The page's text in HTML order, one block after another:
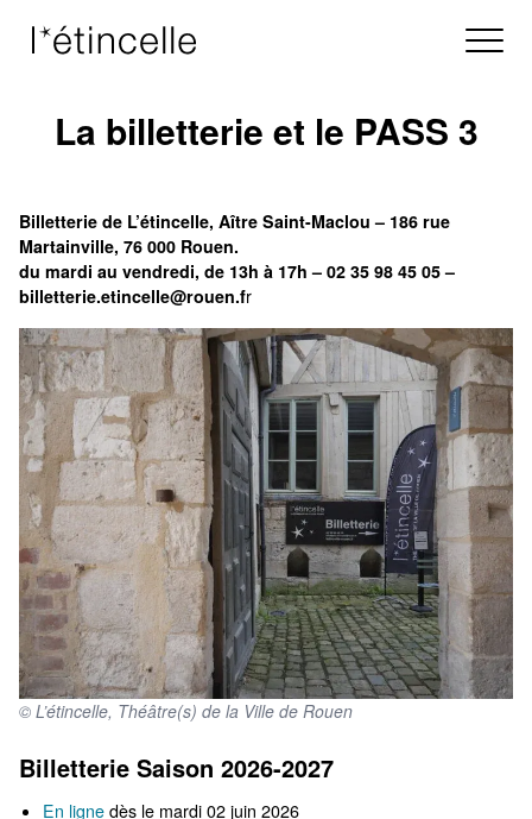
La billetterie et le PASS 3
Billetterie de L’étincelle, Aître Saint-Maclou – 186 rue
Martainville, 76 000 Rouen.
du mardi au vendredi, de 13h à 17h– 02 35 98 45 05 –
billetterie.etincelle@rouen.fr
© L’étincelle, Théâtre(s) de la Ville de Rouen
Billetterie Saison 2026-2027
En ligne dès le mardi 02 juin 2026